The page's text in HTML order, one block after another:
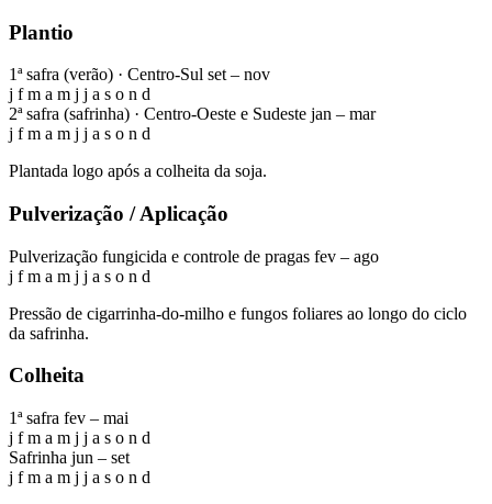
Plantio
1ª safra (verão) · Centro-Sul set – nov
j fm a m j j a s o n d
2ª safra (safrinha) · Centro-Oeste e Sudeste jan – mar
j fm a m j j a s o n d
Plantada logo após a colheita da soja.
Pulverização / Aplicação
Pulverização fungicida e controle de pragas fev – ago
j fm a m j j a s o n d
Pressão de cigarrinha-do-milho e fungos foliares ao longo do ciclo
da safrinha.
Colheita
1ª safra fev – mai
j fm a m j j a s o n d
Safrinha jun – set
j fm a m j j a s o n d